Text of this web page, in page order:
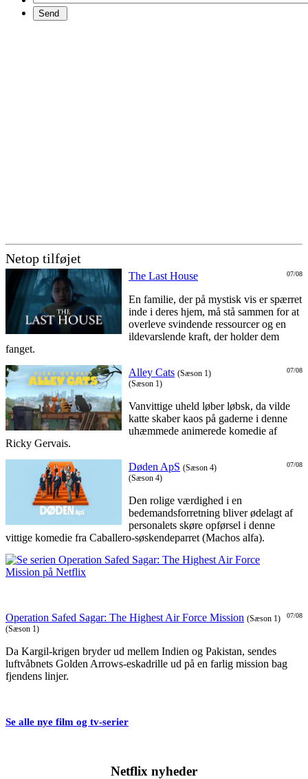
Netop tilføjet
07/08
The Last House
En familie, der på mystisk vis er spærret
inde i deres hjem, må stå sammen for at
overleve svindende ressourcer og en
ildevarslende kraft, der holder dem
fanget.
07/08
Alley Cats (Sæson 1)
(Sæson 1)
Vanvittige uheld løber løbsk, da vilde
katte skaber kaos på gaderne i denne
uhæmmede animerede komedie af
Ricky Gervais.
07/08
Døden ApS (Sæson 4)
(Sæson 4)
Den rolige værdighed i en
bedemandsforretning bliver ødelagt af
personalets skøre opførsel i denne
vittige komedie fra Caballero-søskendeparret (Machos alfa).
07/08
Operation Safed Sagar: The Highest Air Force Mission (Sæson 1)
(Sæson 1)
Da Kargil-krigen bryder ud mellem Indien og Pakistan, sendes
luftvåbnets Golden Arrows-eskadrille ud på en farlig mission bag
fjendens linjer.
Se alle nye film og tv-serier
Netflix nyheder